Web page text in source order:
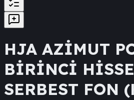
HJA AZİMUT
BİRİNCİ
SERBEST FON